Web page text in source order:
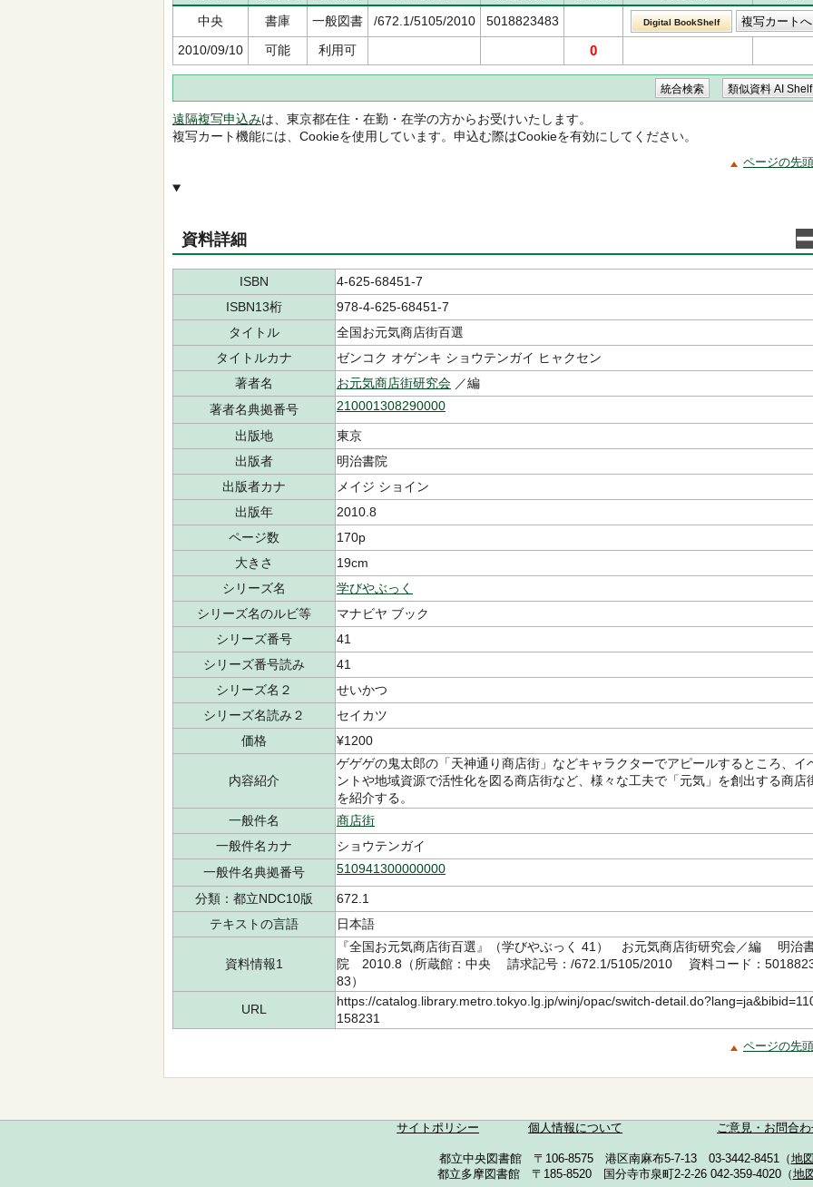
中央
書庫 一般図書 /672.1/5105/2010 5018823483 Digital BookShelf
2010/09/10 可能 利用可 0
遠隔複写申込みは、東京都在住・在勤・在学の方からお受けいたします。
複写カート機能には、Cookieを使用しています。申込む際はCookieを有効にしてください。
ページの先
資料詳細
ISBN
4-625-68451-7
ISBN13桁
978-4-625-68451-7
タイトル
全国お元気商店街百選
タイトルカナ
ゼンコク オゲンキ ショウテンガイ ヒャクセン
著者名
お元気商店街研究会 ／編
著者名典拠番号
210001308290000
出版地
東京
出版者
明治書院
出版者カナ
メイジ ショイン
出版年
2010.8
ページ数
170p
大きさ
19cm
シリーズ名
学びやぶっく
シリーズ名のルビ等
マナビヤ ブック
シリーズ番号
41
シリーズ番号読み
41
シリーズ名２
せいかつ
シリーズ名読み２
セイカツ
価格
¥1200
内容紹介
ゲゲゲの鬼太郎の「天神通り商店街」などキャラクターでアピールするところ、イ
ントや地域資源で活性化を図る商店街など、様々な工夫で「元気」を創出する商店
を紹介する。
一般件名
商店街
一般件名カナ
ショウテンガイ
一般件名典拠番号
510941300000000
分類：都立NDC10版
672.1
テキストの言語
日本語
資料情報1
『全国お元気商店街百選』（学びやぶっく 41） お元気商店街研究会／編 明治
院 2010.8（所蔵館：中央 請求記号：/672.1/5105/2010 資料コード：
83）
URL
https://catalog.library.metro.tokyo.lg.jp/winj/opac/switch-
158231
ページの先
サイトポリシー 個人情報について ご意見・お問合
都立中央図書館 〒106-8575 港区南麻布5-7-13 03-3442-8451（地
都立多摩図書館 〒185-8520 国分寺市泉町2-2-26 042-359-4020（地